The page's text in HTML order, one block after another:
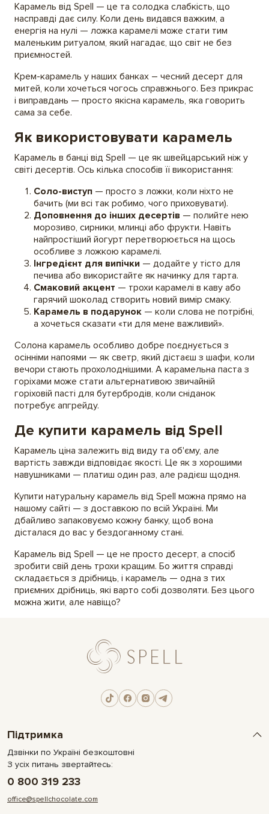
Карамель від Spell — це та солодка слабкість, що
насправді дає силу. Коли день видався важким, а
енергія на нулі — ложка карамелі може стати тим
маленьким ритуалом, який нагадає, що світ не без
приємностей.
Крем-карамель у наших банках – чесний десерт для
митей, коли хочеться чогось справжнього. Без прикрас
і виправдань — просто якісна карамель, яка говорить
сама за себе.
Як використовувати карамель
Карамель в банці від Spell — це як швейцарський ніж у
світі десертів. Ось кілька способів її використання:
Соло-виступ — просто з ложки, коли ніхто не
бачить (ми всі так робимо, чого приховувати).
Доповнення до інших десертів — полийте нею
морозиво, сирники, млинці або фрукти. Навіть
найпростіший йогурт перетворюється на щось
особливе з ложкою карамелі.
Інгредієнт для випічки — додайте у тісто для
печива або використайте як начинку для тарта.
Смаковий акцент — трохи карамелі в каву або
гарячий шоколад створить новий вимір смаку.
Карамель в подарунок — коли слова не потрібні,
а хочеться сказати «ти для мене важливий».
Солона карамель особливо добре поєднується з
осінніми напоями — як светр, який дістаєш з шафи, коли
вечори стають прохолоднішими. А карамельна паста з
горіхами може стати альтернативою звичайній
горіховій пасті для бутербродів, коли сніданок
потребує апгрейду.
Де купити карамель від Spell
Карамель ціна залежить від виду та об'єму, але
вартість завжди відповідає якості. Це як з хорошими
навушниками — платиш один раз, але радієш щодня.
Купити натуральну карамель від Spell можна прямо на
нашому сайті — з доставкою по всій Україні. Ми
дбайливо запаковуємо кожну банку, щоб вона
дісталася до вас у бездоганному стані.
Карамель від Spell — це не просто десерт, а спосіб
зробити свій день трохи кращим. Бо життя справді
складається з дрібниць, і карамель — одна з тих
приємних дрібниць, які варто собі дозволяти. Без цього
можна жити, але навіщо?
Підтримка
Дзвінки по Україні безкоштовні
З усіх питань звертайтесь:
0 800 319 233
office@spellchocolate.com